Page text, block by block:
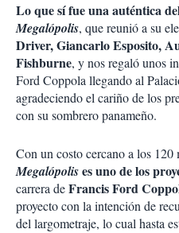
Lo que sí fue una auténtica
Megalópolis, que reunió a su
Driver, Giancarlo Esposito,
Fishburne, y nos regaló unos
Ford Coppola llegando al
agradeciendo el cariño de los
con su sombrero panameño.
Con un costo cercano a los 120
Megalópolises uno de los
carrera deFrancis Ford
proyecto con la intención de
del largometraje, lo cual hasta